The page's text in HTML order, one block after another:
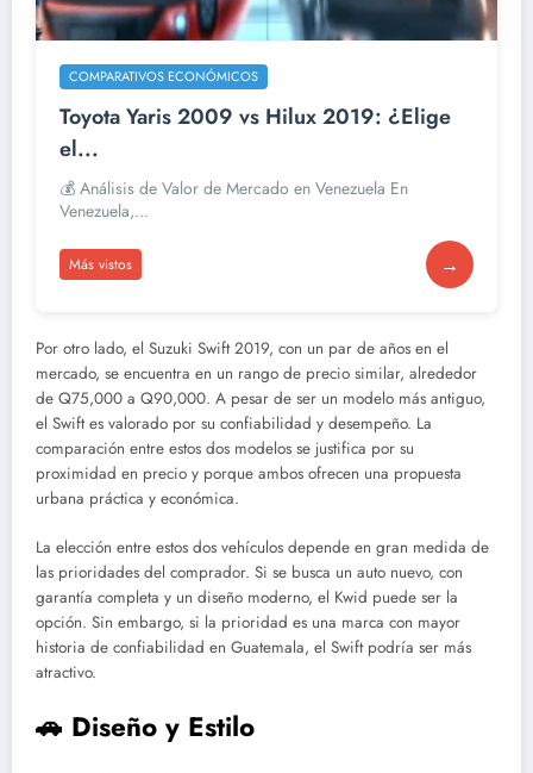
COMPARATIVOS ECONÓMICOS
Toyota Yaris 2009 vs Hilux 2019: ¿Elige
el...
💰 Análisis de Valor de Mercado en Venezuela En
Venezuela,...
Más vistos →
Por otro lado, el Suzuki Swift 2019, con un par de años en el
mercado, se encuentra en un rango de precio similar, alrededor
de Q75,000 a Q90,000. A pesar de ser un modelo más antiguo,
el Swift es valorado por su confiabilidad y desempeño. La
comparación entre estos dos modelos se justifica por su
proximidad en precio y porque ambos ofrecen una propuesta
urbana práctica y económica.
La elección entre estos dos vehículos depende en gran medida de
las prioridades del comprador. Si se busca un auto nuevo, con
garantía completa y un diseño moderno, el Kwid puede ser la
opción. Sin embargo, si la prioridad es una marca con mayor
historia de confiabilidad en Guatemala, el Swift podría ser más
atractivo.
🚗 Diseño y Estilo